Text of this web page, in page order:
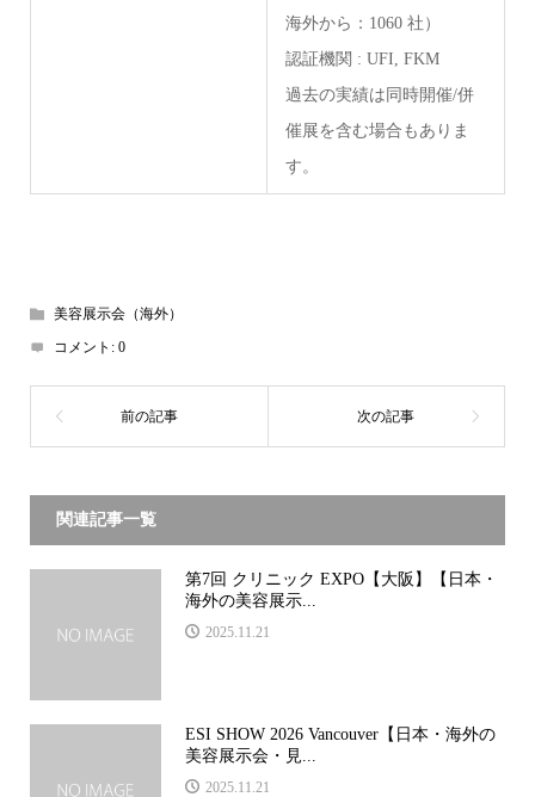
海外から：1060 社）
認証機関 : UFI, FKM
過去の実績は同時開催/併
催展を含む場合もありま
す。
美容展示会（海外）
コメント: 0
関連記事一覧
第7回 クリニック EXPO【大阪】【日本・
海外の美容展示...
2025.11.21
ESI SHOW 2026 Vancouver【日本・海外の
美容展示会・見...
2025.11.21